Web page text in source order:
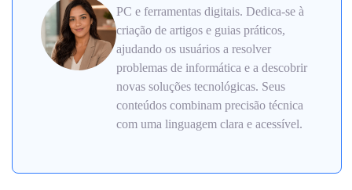
PC e ferramentas digitais. Dedica-se à
criação de artigos e guias práticos,
ajudando os usuários a resolver
problemas de informática e a descobrir
novas soluções tecnológicas. Seus
conteúdos combinam precisão técnica
com uma linguagem clara e acessível.